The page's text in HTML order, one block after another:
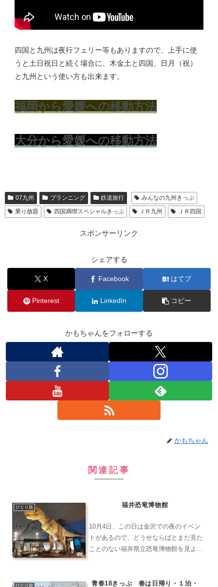
四国と九州は夜行フェリー等もありますので、上手に使
うと土日祝日と続く場合に、木金土と四国、日月（祝）
と九州という使い方も出来ます。
福岡から愛媛への移動方法
大分から愛媛への移動方法
07九州 プランニング 鉄道旅行
みんなの九州きっぷ
乗り放題
四国満喫スペシャルきっぷ ＪＲ九州 ＪＲ四国
スポンサーリンク
シェアする
X Facebook はてブ
Pinterest LinkedIn コピー
かもちゃんをフォローする
かもちゃん
関連記事
ひとり旅 福井恐竜博物館
10月4日、この日は金沢での夜のイベン
トがあるので、どうせならばとまだ見た
ことのない福井県立恐竜博物館を見よう
し、安くあげる為に行きは普通列車利
ひとり旅 青春18きっぷ 春は日帰り・１泊・